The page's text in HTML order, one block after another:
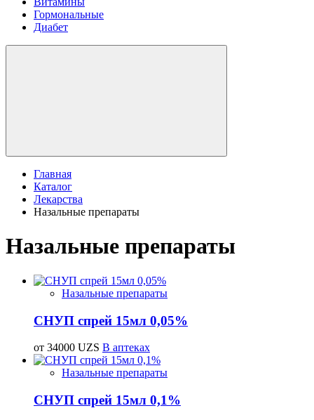
Гормональные
Диабет
Главная
Каталог
Лекарства
Назальные препараты
Назальные препараты
Назальные препараты
СНУП спрей 15мл 0,05%
от 34000 UZS В аптеках
Назальные препараты
СНУП спрей 15мл 0,1%